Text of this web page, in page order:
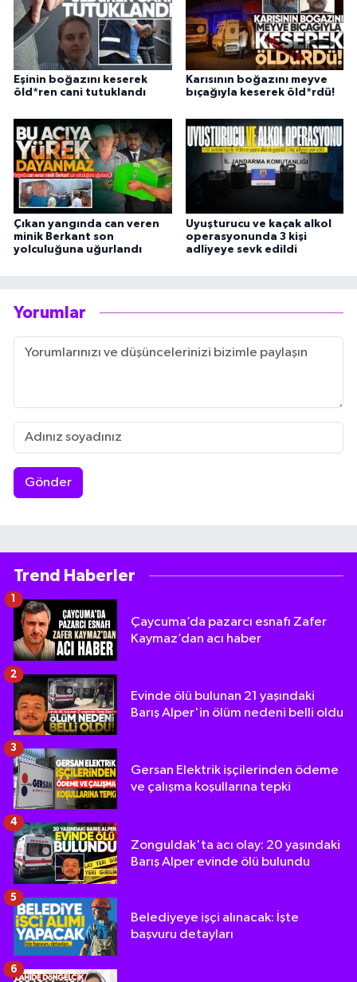
Eşinin boğazını keserek
öld*ren cani tutuklandı
Karısının boğazını meyve
bıçağıyla keserek öld*rdü!
Çıkan yangında can veren
minik Berkant son
yolculuğuna uğurlandı
Uyuşturucu ve kaçak alkol
operasyonunda 3 kişi
adliyeye sevk edildi
Yorumlar
Gönder
Trend Haberler
Çaycuma’da pazarcı esnafı Zafer
Kaymaz’dan acı haber
Evinde ölü bulunan 21 yaşındaki
Barış Alper'in ölüm nedeni belli oldu
2
Gersan Elektrik işçilerinden ödeme
ve çalışma koşullarına tepki
3
Zonguldak'ta acı olay: 20 yaşındaki
Barış Alper evinde ölü bulundu
4
Belediyeye işçi alınacak: İşte
başvuru detayları
5
6